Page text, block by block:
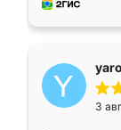
мебель за
3